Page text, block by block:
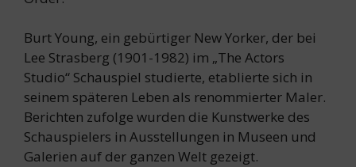
Burt Young, ein gebürtiger New Yorker, der bei
Lee Strasberg (1901-1982) im „The Actors
Studio“ Schauspiel studierte, etablierte sich in
seinem späteren Leben als renommierter Maler.
Berichten zufolge wurden die Kunstwerke des
Schauspielers in Ausstellungen in Museen und
Galerien auf der ganzen Welt gezeigt.